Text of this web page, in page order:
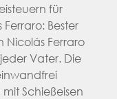
für
Bester
Nicolás Ferraro
Vater. Die
Schießeisen